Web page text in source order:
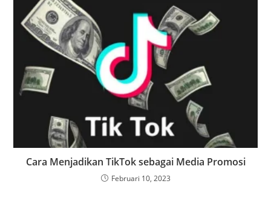
Cara Menjadikan TikTok sebagai Media Promosi
Februari 10, 2023